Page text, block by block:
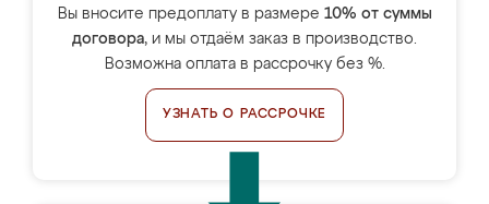
Вы вносите предоплату в размере 10% от суммы
договора, и мы отдаём заказ в производство.
Возможна оплата в рассрочку без %.
УЗНАТЬ О РАССРОЧКЕ